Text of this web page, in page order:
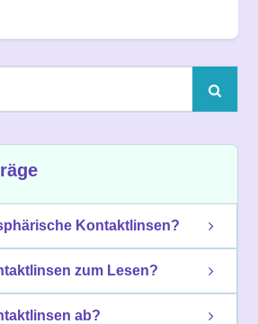
Kontaktlinsen?
zum Lesen?
ab?